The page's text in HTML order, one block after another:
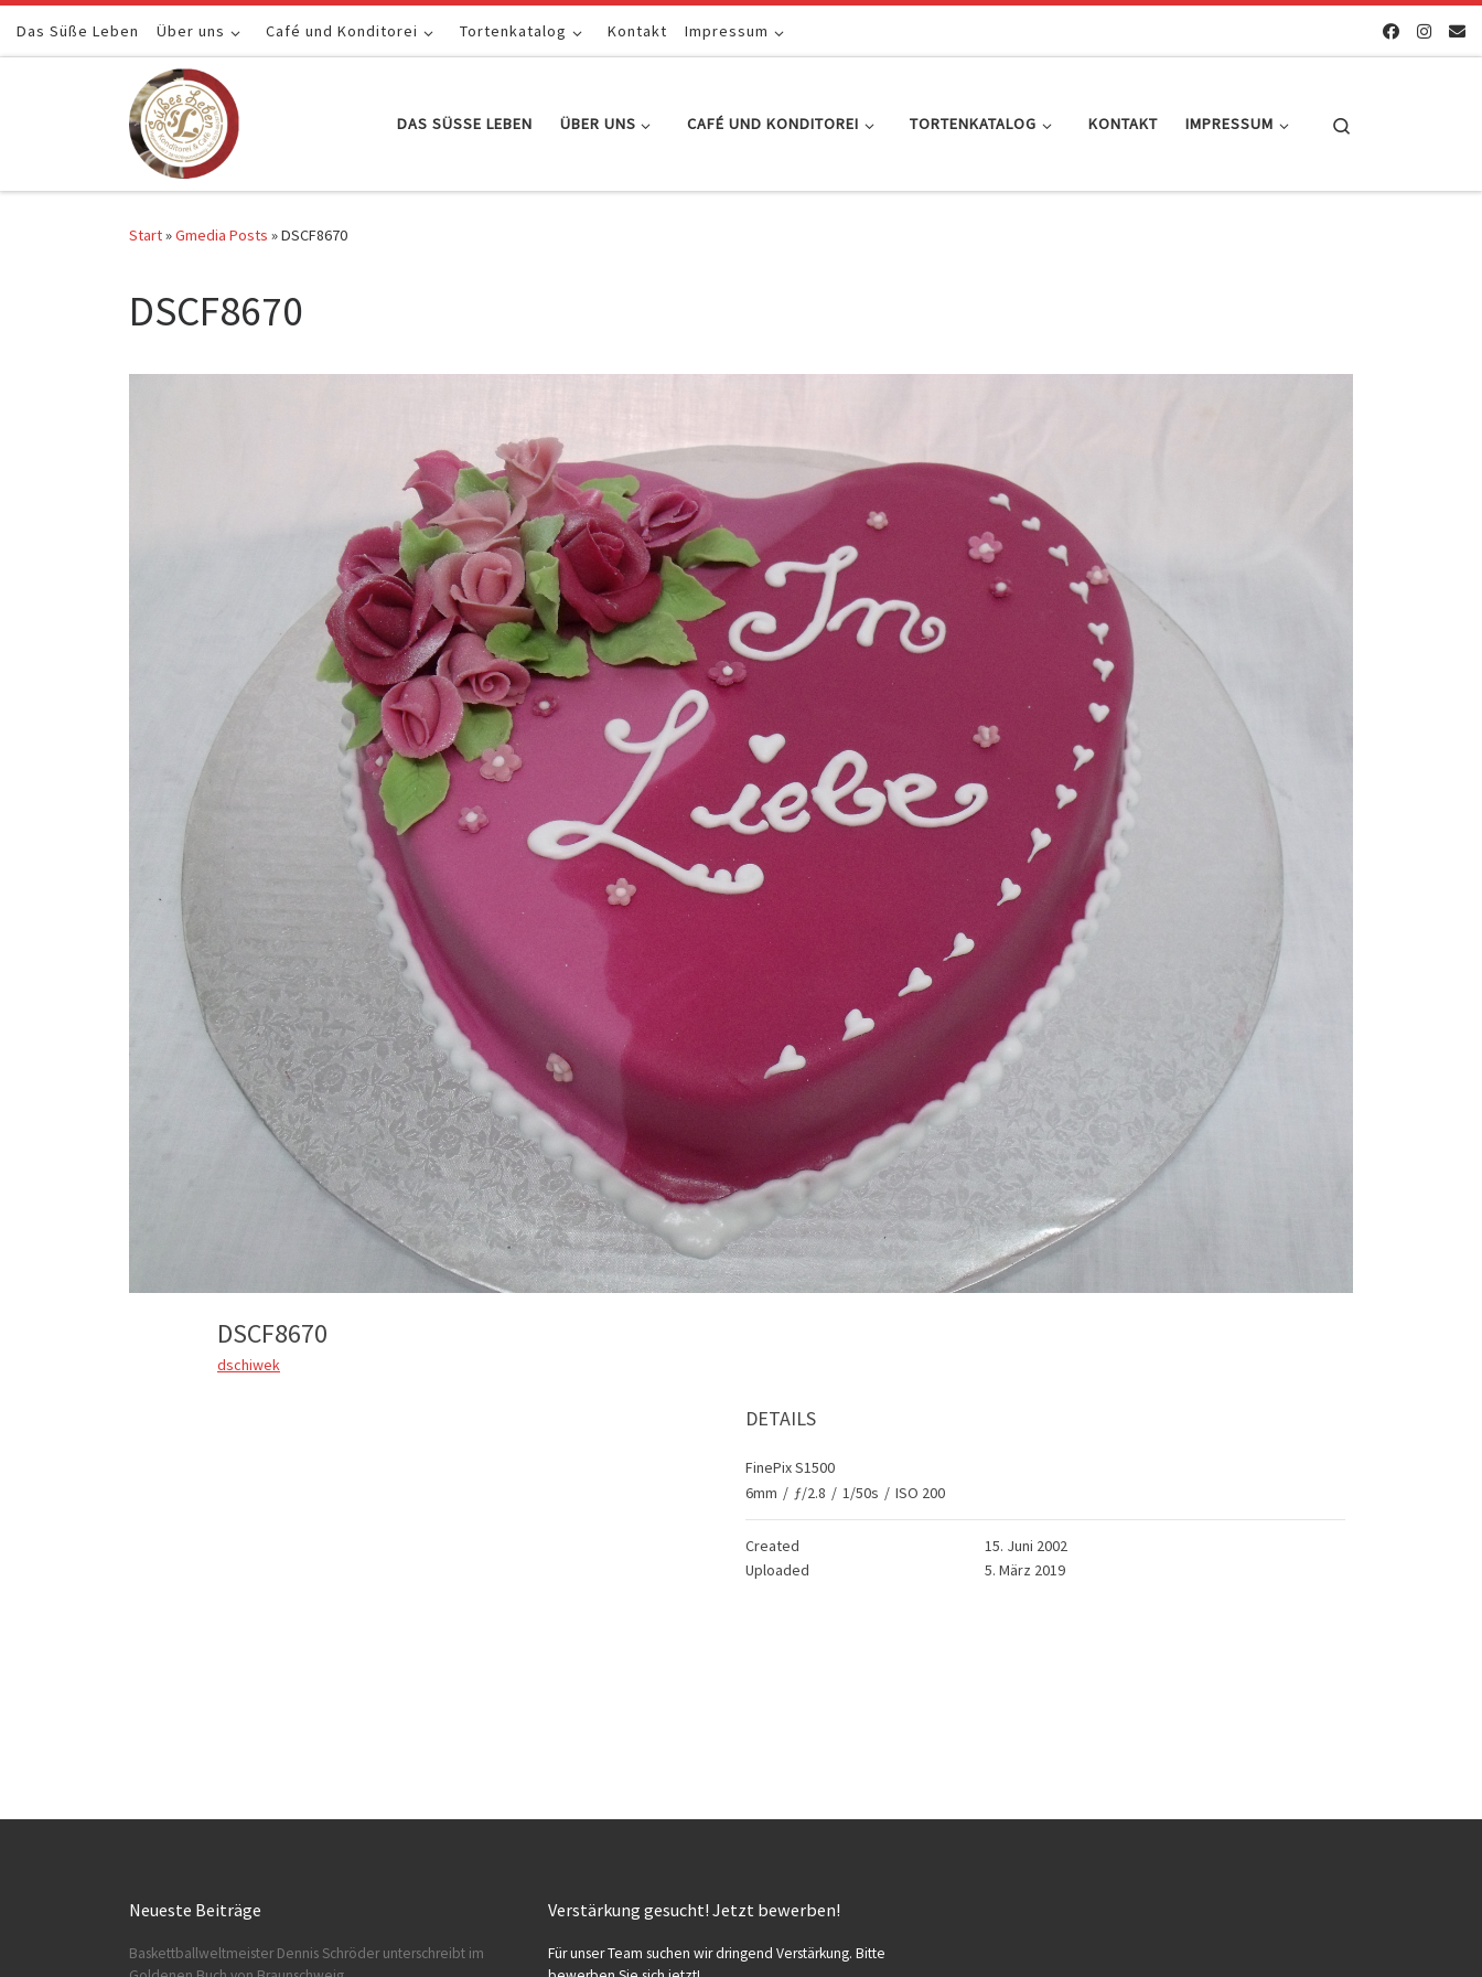
Zum Inhalt springen
Das Süße Leben Über uns Café und Konditorei Tortenkatalog Kontakt Impressum
DAS SÜSSE LEBEN ÜBER UNS CAFÉ UND KONDITOREI TORTENKATALOG KONTAKT IMPRESSUM
Start»Gmedia Posts »DSCF8670
DSCF8670
DSCF8670
dschiwek
DETAILS
FinePix S1500
6mm / ƒ/2.8 / 1/50s / ISO 200
Created
15. Juni 2002
Uploaded
5. März 2019
Neueste Beiträge
Baskettballweltmeister Dennis Schröder unterschreibt im
Verstärkung gesucht! Jetzt bewerben!
Für unser Team suchen wir dringend Verstärkung. Bitte